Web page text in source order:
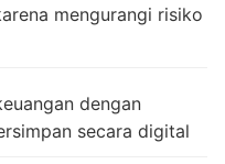
mengurangi risiko
dengan
secara digital